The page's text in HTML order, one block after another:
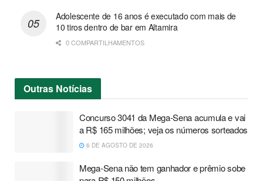
Adolescente de 16 anos é executado com mais de
10 tiros dentro de bar em Altamira
0 COMPARTILHAMENTOS
Outras Notícias
Concurso 3041 da Mega-Sena acumula e vai
a R$ 165 milhões; veja os números sorteados
6 DE AGOSTO DE 2026
Mega-Sena não tem ganhador e prêmio sobe